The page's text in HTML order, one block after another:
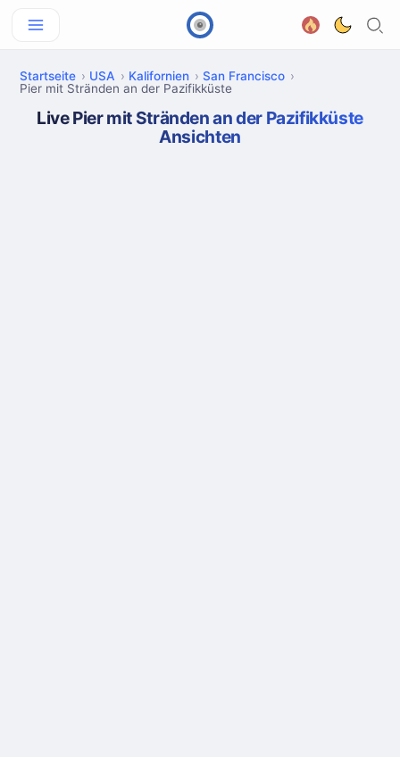
Startseite USA Kalifornien
San Francisco
Pier mit Stränden an der Pazifikküste
Live Pier mit Stränden an der Pazifikküste
Ansichten